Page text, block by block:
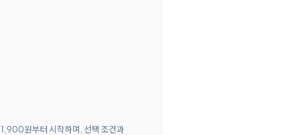
원부터 시작하며, 선택 조건과